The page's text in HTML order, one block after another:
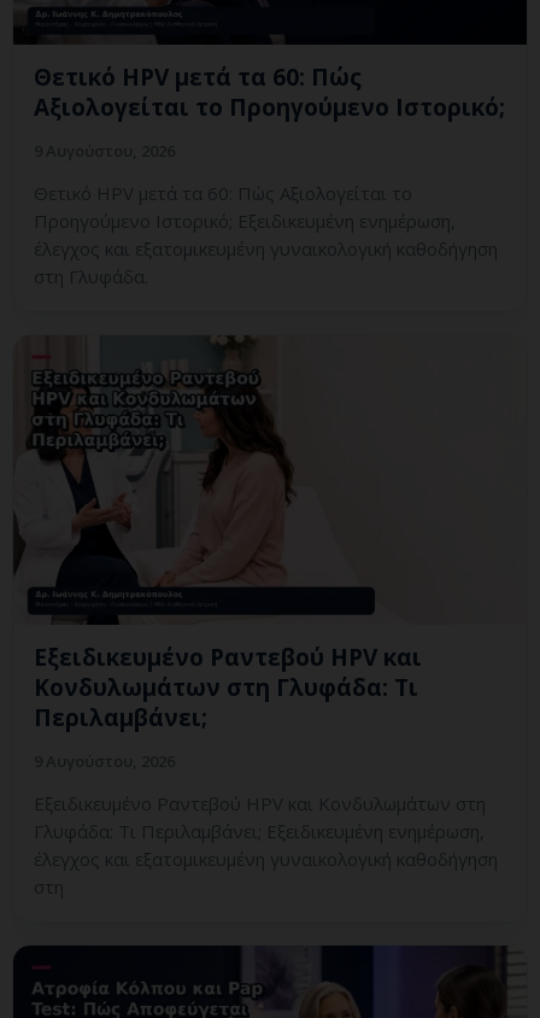
Θετικό HPV μετά τα 60: Πώς
Αξιολογείται το Προηγούμενο Ιστορικό;
Θετικό HPV μετά τα 60: Πώς Αξιολογείται το
Προηγούμενο Ιστορικό; Εξειδικευμένη ενημέρωση,
έλεγχος και εξατομικευμένη γυναικολογική καθοδήγηση
στη Γλυφάδα.
Εξειδικευμένο Ραντεβού HPV και
Κονδυλωμάτων στη Γλυφάδα: Τι
Περιλαμβάνει;
Εξειδικευμένο Ραντεβού HPV και Κονδυλωμάτων στη
Γλυφάδα: Τι Περιλαμβάνει; Εξειδικευμένη ενημέρωση,
έλεγχος και εξατομικευμένη γυναικολογική καθοδήγηση
στη